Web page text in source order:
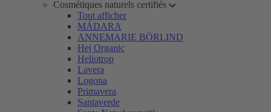
Cosmétiques naturels certifiés
Tout afficher
MÁDARA
ANNEMARIE BÖRLIND
Hej Organic
Heliotrop
Lavera
Logona
Primavera
Santaverde